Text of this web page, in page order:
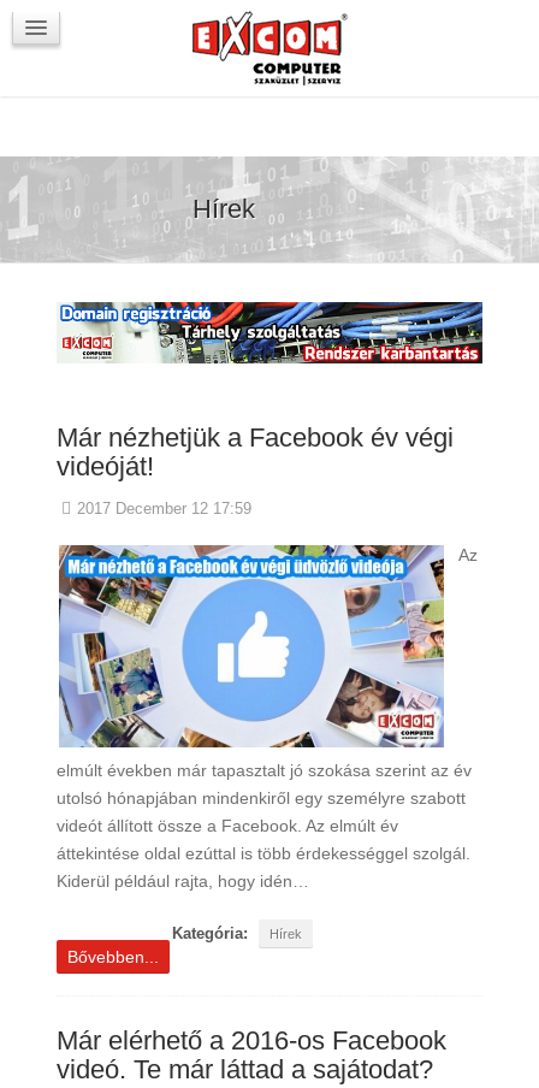
VörösmartyKOCKA
Hírek
Már nézhetjük a Facebook év végi
videóját!
2017 December 12 17:59
Az
elmúlt években már tapasztalt jó szokása szerint az év
utolsó hónapjában mindenkiről egy személyre szabott
videót állított össze a Facebook. Az elmúlt év
áttekintése oldal ezúttal is több érdekességgel szolgál.
Kiderül például rajta, hogy idén…
Kategória: Hírek
Bővebben...
Már elérhető a 2016-os Facebook
videó. Te már láttad a sajátodat?